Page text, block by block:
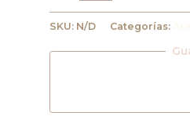
SKU: N/D Categorías: